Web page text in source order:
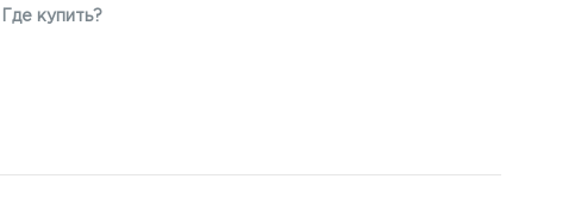
Где купить?